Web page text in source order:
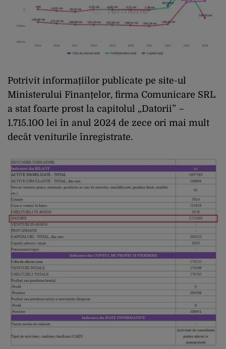
Potrivit informațiilor publicate pe site-ul
Ministerului Finanțelor, firma Comunicare SRL
a stat foarte prost la capitolul „Datorii” –
1.715.100 lei în anul 2024 de zece ori mai mult
decât veniturile înregistrate.